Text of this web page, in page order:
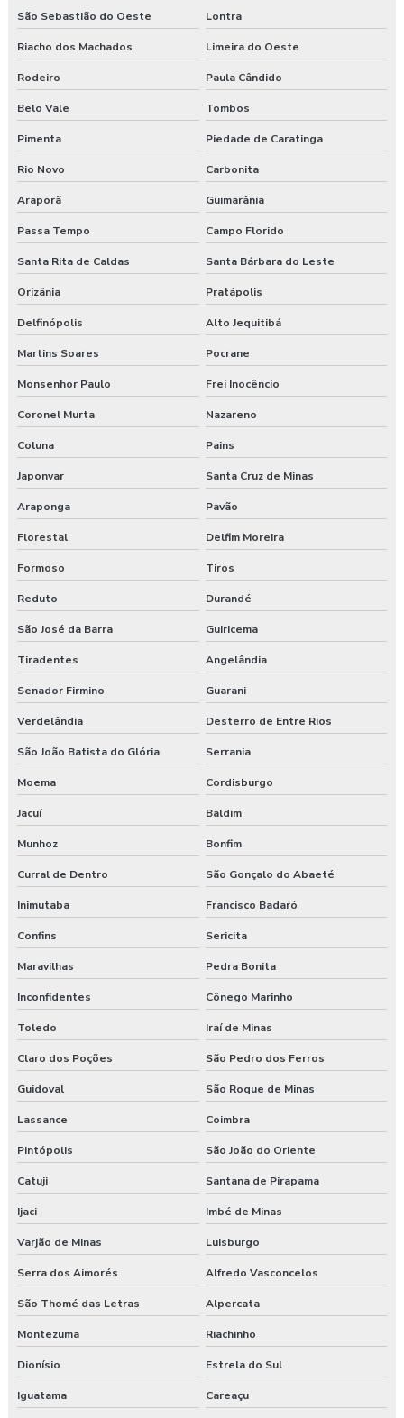
São Sebastião do Oeste Lontra
Riacho dos Machados Limeira do Oeste
Rodeiro Paula Cândido
Belo Vale Tombos
Pimenta Piedade de Caratinga
Rio Novo Carbonita
Araporã Guimarânia
Passa Tempo Campo Florido
Santa Rita de Caldas Santa Bárbara do Leste
Orizânia Pratápolis
Delfinópolis Alto Jequitibá
Martins Soares Pocrane
Monsenhor Paulo Frei Inocêncio
Coronel Murta Nazareno
Coluna Pains
Japonvar Santa Cruz de Minas
Araponga Pavão
Florestal Delfim Moreira
Formoso Tiros
Reduto Durandé
São José da Barra Guiricema
Tiradentes Angelândia
Senador Firmino Guarani
Verdelândia Desterro de Entre Rios
São João Batista do Glória Serrania
Moema Cordisburgo
Jacuí Baldim
Munhoz Bonfim
Curral de Dentro São Gonçalo do Abaeté
Inimutaba Francisco Badaró
Confins Sericita
Maravilhas Pedra Bonita
Inconfidentes Cônego Marinho
Toledo Iraí de Minas
Claro dos Poções São Pedro dos Ferros
Guidoval São Roque de Minas
Lassance Coimbra
Pintópolis São João do Oriente
Catuji Santana de Pirapama
Ijaci Imbé de Minas
Varjão de Minas Luisburgo
Serra dos Aimorés Alfredo Vasconcelos
São Thomé das Letras Alpercata
Montezuma Riachinho
Dionísio Estrela do Sul
Iguatama Careaçu